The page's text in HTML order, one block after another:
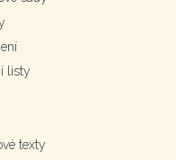
listy
texty